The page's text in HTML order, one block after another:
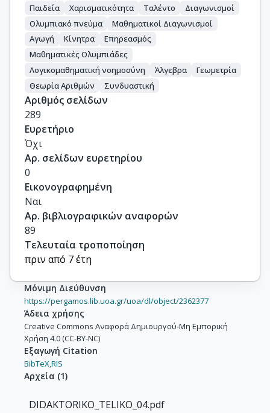
Παιδεία Χαρισματικότητα Ταλέντο
Διαγωνισμοί
Ολυμπιακό πνεύμα
Μαθηματικοί Διαγωνισμοί
Αγωγή
Κίνητρα
Επηρεασμός
Μαθηματικές Ολυμπιάδες
Λογικομαθηματική νοημοσύνη
Άλγεβρα
Γεωμετρία
Θεωρία Αριθμών
Συνδυαστική
Αριθμός σελίδων
289
Ευρετήριο
Όχι
Αρ. σελίδων ευρετηρίου
0
Εικονογραφημένη
Ναι
Αρ. βιβλιογραφικών αναφορών
89
Τελευταία τροποποίηση
πριν από 7 έτη
Μόνιμη Διεύθυνση
https://pergamos.lib.uoa.gr/uoa/dl/object/2362377
Άδεια χρήσης
Creative Commons Αναφορά Δημιουργού-Μη Εμπορική
Χρήση 4.0 (CC-BY-NC)
Εξαγωγή Citation
BibTeX,RIS
Αρχεία (1)
DIDAKTORIKO_TELIKO_04.pdf